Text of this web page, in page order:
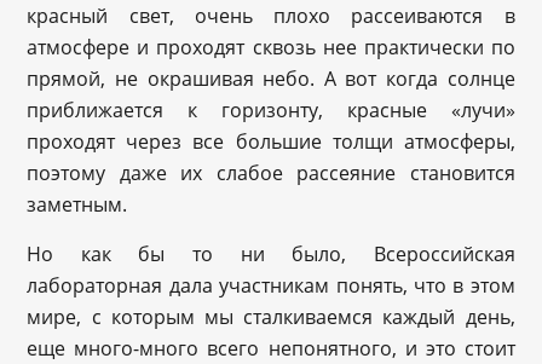
красный свет, очень плохо рассеиваются в
атмосфере и проходят сквозь нее практически по
прямой, не окрашивая небо. А вот когда солнце
приближается к горизонту, красные «лучи»
проходят через все большие толщи атмосферы,
поэтому даже их слабое рассеяние становится
заметным.
Но как бы то ни было, Всероссийская
лабораторная дала участникам понять, что в этом
мире, с которым мы сталкиваемся каждый день,
еще много-много всего непонятного, и это стоит